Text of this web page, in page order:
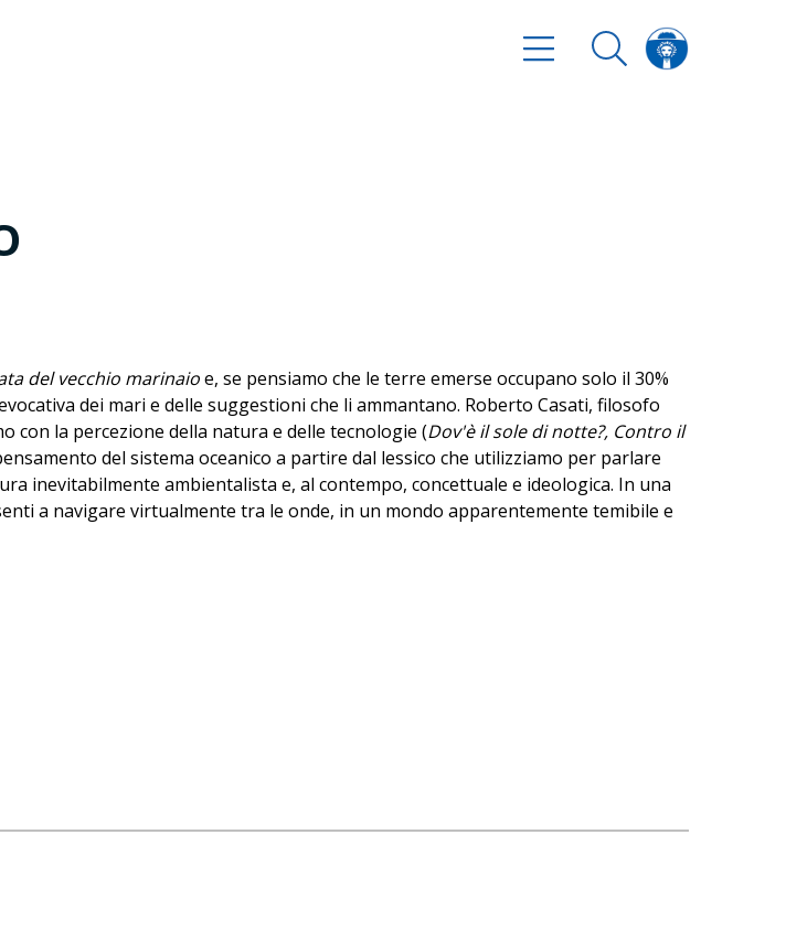
del vecchio marinaioe, se pensiamo che le terre emerse occupano solo il 30%
dei mari e delle suggestioni che li ammantano. Roberto Casati, filosofo
con la percezione della natura e delle tecnologie (Dov'è il sole di notte?, Contro il
del sistema oceanico a partire dal lessico che utilizziamo per parlare
inevitabilmente ambientalista e, al contempo, concettuale e ideologica. In una
a navigare virtualmente tra le onde, in un mondo apparentemente temibile e